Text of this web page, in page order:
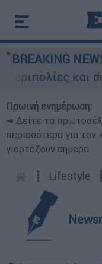
BREAKING
και
Πρωινή ενημέρωση:
➔ Δείτε τα
περισσότερα για τον
γιορτάζουν σήμερα
┋ Lifestyle